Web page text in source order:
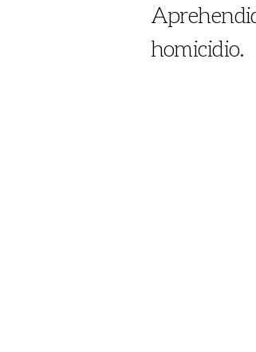
homicidio.